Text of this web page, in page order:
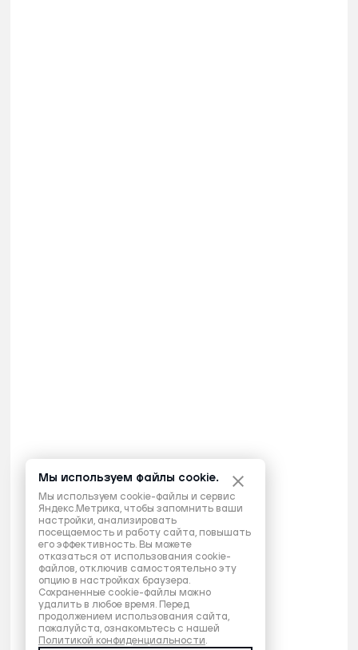
Мы используем файлы cookie.
Мы используем cookie-файлы и сервис
Яндекс.Метрика, чтобы запомнить ваши
настройки, анализировать
посещаемость и работу сайта, повышать
его эффективность. Вы можете
отказаться от использования cookie-
файлов, отключив самостоятельно эту
опцию в настройках браузера.
Сохраненные cookie-файлы можно
удалить в любое время. Перед
продолжением использования сайта,
пожалуйста, ознакомьтесь с нашей
Политикой конфиденциальности.